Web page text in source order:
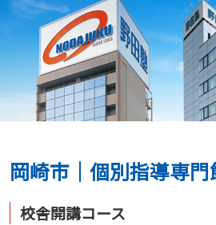
岡崎市｜個別指導専
校舎開講コース